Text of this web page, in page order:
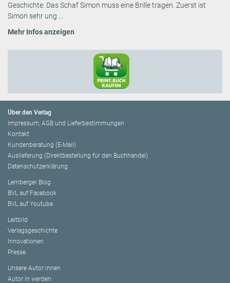
Geschichte: Das Schaf Simon muss eine Brille tragen. Zuerst ist
Simon sehr ung ...
Mehr Infos anzeigen
Über den Verlag
Impressum, AGB und Lieferbestimmungen
Kontakt
Kundenberatung (E-Mail)
Auslieferung (Direktbestellung für den Buchhandel)
Datenschutzerklärung
Lemberger Blog
BVL auf Facebook
BVL auf Youtube
Leitbild
Verlagsgeschichte
Innovationen
Presse
Unsere Autor:innen
Autor:in werden